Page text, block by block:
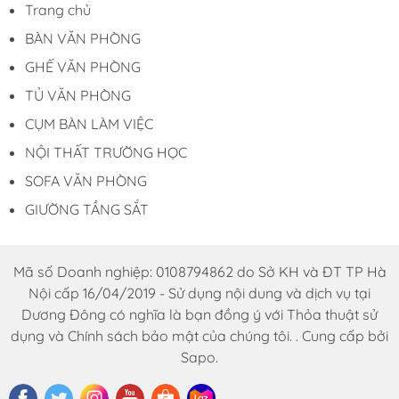
Bàn giám đốc cao cấp - GĐ 86 phù hợp với nhiều
Khẳng định vị thế lãnh đạo
Bàn giám đốc cao cấp GĐ 86 không chỉ là một
món đồ nội thất, mà còn là tuyên ngôn về phong
cách lãnh đạo hiện đại, chuyên nghiệp và đẳng
cấp. Sản phẩm là lựa chọn lý tưởng cho những
doanh nghiệp chú trọng hình ảnh thương hiệu và
mực, ấn tượng. Với kinh nghiệm nhiều năm trong
Trang chủ
BÀN VĂN PHÒNG
GHẾ VĂN PHÒNG
TỦ VĂN PHÒNG
CỤM BÀN LÀM VIỆC
NỘI THẤT TRƯỜNG HỌC
SOFA VĂN PHÒNG
GIƯỜNG TẦNG SẮT
Mã số Doanh nghiệp: 0108794862 do Sở KH và ĐT TP Hà
Nội cấp 16/04/2019 - Sử dụng nội dung và dịch vụ tại
Dương Đông có nghĩa là bạn đồng ý với Thỏa thuật sử
dụng và Chính sách bảo mật của chúng tôi. . Cung cấp bởi
Sapo.